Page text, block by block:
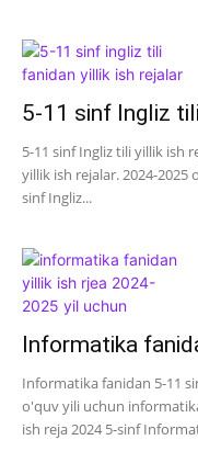
5-11 sinf Ingliz
5-11 sinf Ingliz tili yillik ish
yillik ish rejalar. 2024-
sinf Ingliz...
Informatika
Informatika fanidan 5-11
o'quv yili uchun
ish reja 2024 5-sinf